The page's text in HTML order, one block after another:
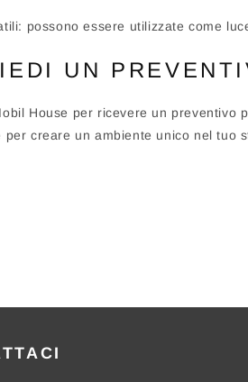
possono essere utilizzate come
UN
House per ricevere un preventivo
per creare un ambiente unico nel tuo